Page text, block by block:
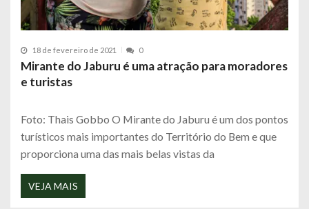
18 de fevereiro de 2021 0
Mirante do Jaburu é uma atração para moradores
e turistas
Foto: Thais Gobbo O Mirante do Jaburu é um dos pontos
turísticos mais importantes do Território do Bem e que
proporciona uma das mais belas vistas da
VEJA MAIS